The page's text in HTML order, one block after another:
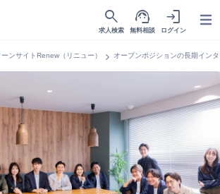
search
求人検索
support_agent
無料相談
login
ログイン
ンサイトRenew（リニュー） chevron_right オープンポジションの長期イン